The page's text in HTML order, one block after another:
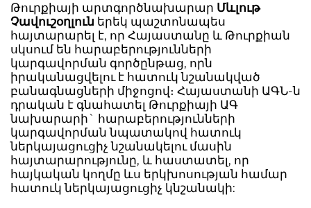
Թուրքիայի արտգործնախարար Մևլութ
Չավուշօղլուն երեկ պաշտոնապես
հայտարարել է, որ Հայաստանը և Թուրքիան
սկսում են հարաբերությունների
կարգավորման գործընթաց, որն
իրականացվելու է հատուկ նշանակված
բանագնացների միջոցով։ Հայաստանի ԱԳՆ-ն
դրական է գնահատել Թուրքիայի ԱԳ
նախարարի` հարաբերությունների
կարգավորման նպատակով հատուկ
ներկայացուցիչ նշանակելու մասին
հայտարարությունը, և հաստատել, որ
հայկական կողմը ևս երկխոսության համար
հատուկ ներկայացուցիչ կնշանակի: